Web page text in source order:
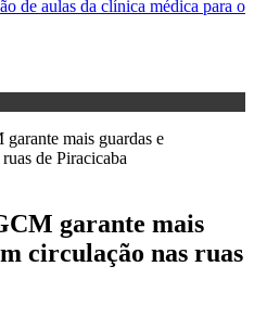
de aulas da clínica médica para o
garante mais
circulação nas ruas